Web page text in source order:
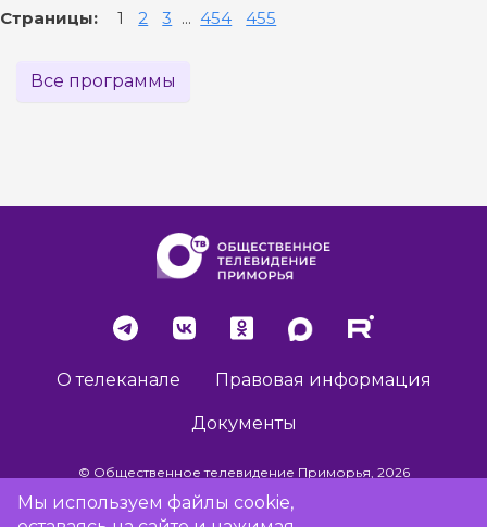
Страницы: 1 2 3 ... 454 455
Все программы
О телеканале Правовая информация
Документы
© Общественное телевидение Приморья, 2026
Мы используем файлы cookie,